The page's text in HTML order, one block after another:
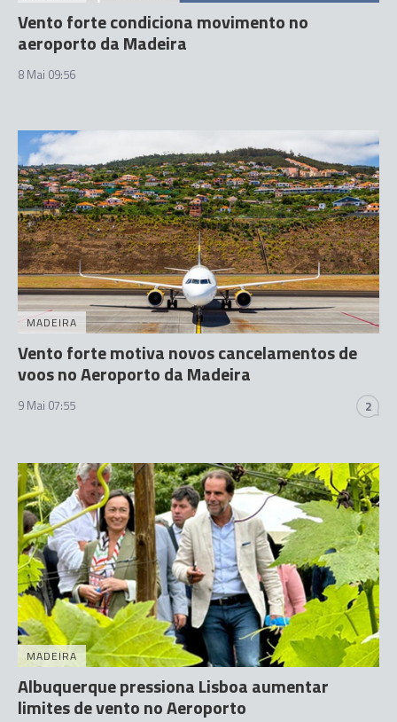
Vento forte condiciona movimento no
aeroporto da Madeira
8 Mai 09:56
MADEIRA
Vento forte motiva novos cancelamentos de
voos no Aeroporto da Madeira
9 Mai 07:55 2
MADEIRA
Albuquerque pressiona Lisboa aumentar
limites de vento no Aeroporto